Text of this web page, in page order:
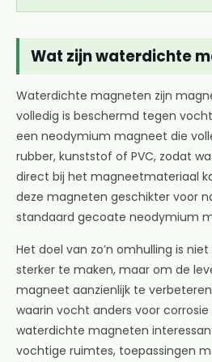
Wat zijn waterdichte
Waterdichte magneten zijn
volledig is beschermd tegen
een neodymium magneet die
rubber, kunststof of PVC, zodat
direct bij het magneetmateriaal
deze magneten geschikter voor
standaard gecoate neodymium
Het doel van zo’n omhulling is
sterker te maken, maar om de
magneet aanzienlijk te
waarin vocht anders voor
waterdichte magneten
vochtige ruimtes, toepassingen